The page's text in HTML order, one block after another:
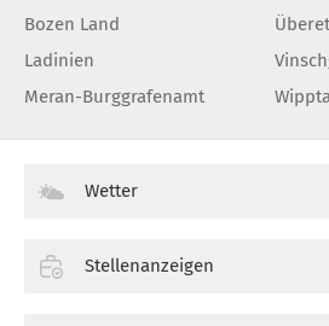
Bozen Land
Ladinien
Meran-Burggrafenamt
Wetter
Stellenanzeigen